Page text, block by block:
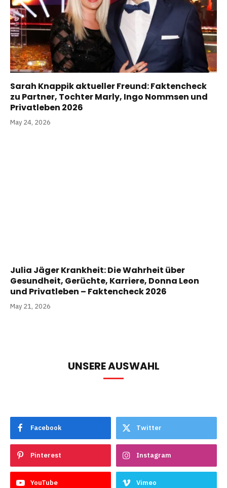
Sarah Knappik aktueller Freund: Faktencheck
zu Partner, Tochter Marly, Ingo Nommsen und
Privatleben 2026
May 24, 2026
Julia Jäger Krankheit: Die Wahrheit über
Gesundheit, Gerüchte, Karriere, Donna Leon
und Privatleben – Faktencheck 2026
May 21, 2026
UNSERE AUSWAHL
Facebook Twitter
Pinterest Instagram
YouTube Vimeo